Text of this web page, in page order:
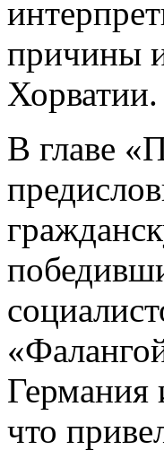
причины
Хорватии.
В главе
Германия
что